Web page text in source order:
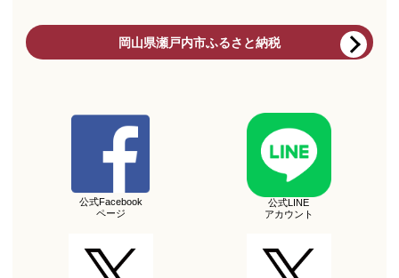
岡山県瀬戸内市ふるさと納税
公式Facebook
ページ
公式LINE
アカウント